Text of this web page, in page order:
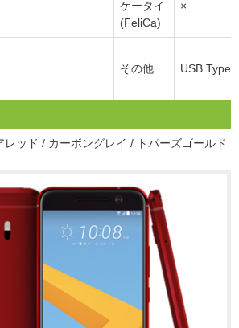
ケータイ
(FeliCa)
×
その他 USB Type-
レッド / カーボングレイ / トパーズゴールド